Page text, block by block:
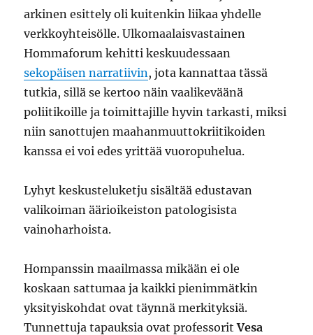
arkinen esittely oli kuitenkin liikaa yhdelle
verkkoyhteisölle. Ulkomaalaisvastainen
Hommaforum kehitti keskuudessaan
sekopäisen narratiivin , jota kannattaa tässä
tutkia, sillä se kertoo näin vaalikeväänä
poliitikoille ja toimittajille hyvin tarkasti, miksi
niin sanottujen maahanmuuttokriitikoiden
kanssa ei voi edes yrittää vuoropuhelua.
Lyhyt keskusteluketju sisältää edustavan
valikoiman äärioikeiston patologisista
vainoharhoista.
Hompanssin maailmassa mikään ei ole
koskaan sattumaa ja kaikki pienimmätkin
yksityiskohdat ovat täynnä merkityksiä.
Tunnettuja tapauksia ovat professoritVesa